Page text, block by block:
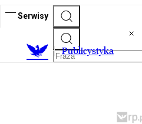
Serwisy
Publicystyka